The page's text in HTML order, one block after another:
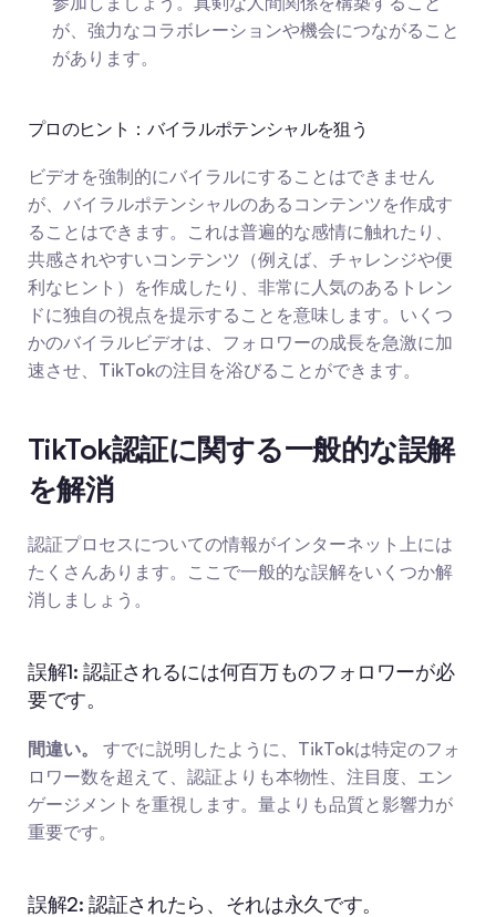
が、強力なコラボレーションや機会につながること
があります。
プロのヒント：バイラルポテンシャルを狙う
ビデオを強制的にバイラルにすることはできません
が、バイラルポテンシャルのあるコンテンツを作成す
ることはできます。これは普遍的な感情に触れたり、
共感されやすいコンテンツ（例えば、チャレンジや便
利なヒント）を作成したり、非常に人気のあるトレン
ドに独自の視点を提示することを意味します。いくつ
かのバイラルビデオは、フォロワーの成長を急激に加
速させ、TikTokの注目を浴びることができます。
TikTok認証に関する一般的な誤解
を解消
認証プロセスについての情報がインターネット上には
たくさんあります。ここで一般的な誤解をいくつか解
消しましょう。
誤解1: 認証されるには何百万ものフォロワーが必
要です。
間違い。
すでに説明したように、TikTokは特定のフォ
ロワー数を超えて、認証よりも本物性、注目度、エン
ゲージメントを重視します。量よりも品質と影響力が
重要です。
誤解2: 認証されたら、それは永久です。